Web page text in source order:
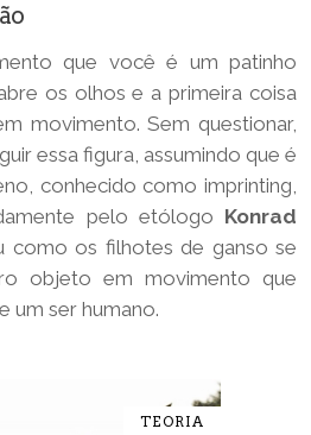
que você é um patinho
os olhos e a primeira coisa
movimento. Sem questionar,
essa figura, assumindo que é
conhecido como imprinting,
pelo etólogo Konrad
como os filhotes de ganso se
objeto em movimento que
um ser humano.
TEORIA